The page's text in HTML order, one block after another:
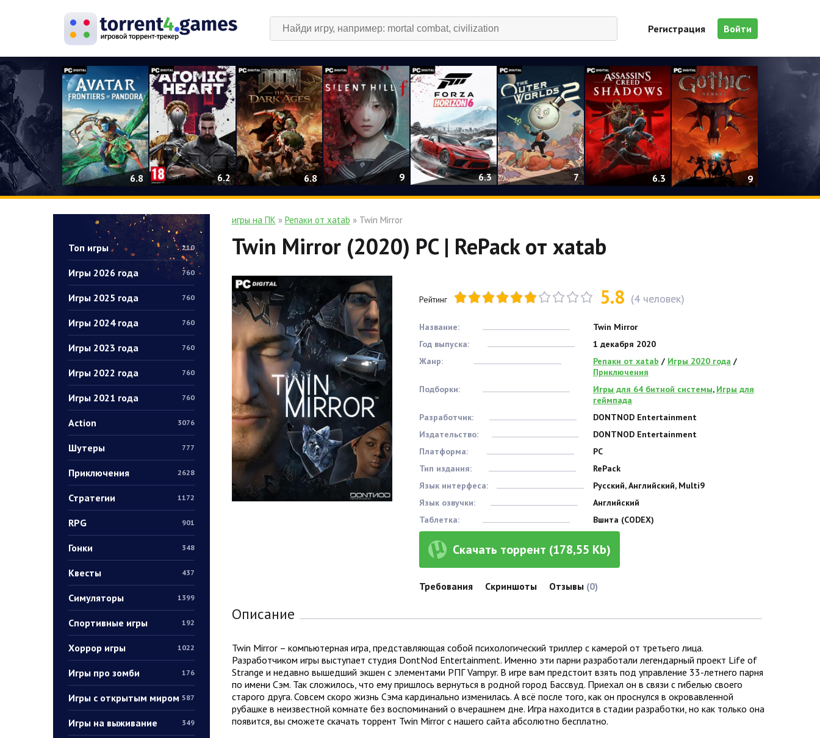
Регистрация Войти
6.8 6.2 6.8 9 6.3 7 6.3 9
Топ игры 210
Игры 2026 года 760
Игры 2025 года 760
Игры 2024 года 760
Игры 2023 года 760
Игры 2022 года 760
Игры 2021 года 760
Action 3076
Шутеры 777
Приключения 2628
Стратегии 1172
RPG 901
Гонки 348
Квесты 437
Симуляторы 1399
Спортивные игры 192
Хоррор игры 1022
Игры про зомби 176
Игры с открытым миром 587
Игры на выживание 349
игры на ПК » Репаки от xatab » Twin Mirror
Twin Mirror (2020) PC | RePack от xatab
Рейтинг 5.8 (4человек)
Название:
Twin Mirror
Год выпуска:
1 декабря 2020
Жанр:
Репаки от xatab / Игры 2020 года /
Приключения
Подборки:
Игры для 64 битной системы, Игры для
геймпада
Разработчик:
DONTNOD Entertainment
Издательство:
DONTNOD Entertainment
Платформа:
PC
Тип издания:
RePack
Язык интерфеса:
Русский, Английский, Multi9
Язык озвучки:
Английский
Таблетка:
Вшита (CODEX)
Скачать торрент (178,55 Kb)
Требования Скриншоты Отзывы (0)
Описание
Twin Mirror – компьютерная игра, представляющая собой психологический триллер с камерой от третьего лица.
Разработчиком игры выступает студия DontNod Entertainment. Именно эти парни разработали легендарный проект Life of
Strange и недавно вышедший экшен с элементами РПГ Vampyr. В игре вам предстоит взять под управление 33-летнего парня
по имени Сэм. Так сложилось, что ему пришлось вернуться в родной город Бассвуд. Приехал он в связи с гибелью своего
старого друга. Совсем скоро жизнь Сэма кардинально изменилась. А всё после того, как он проснулся в окровавленной
рубашке в неизвестной комнате без воспоминаний о вчерашнем дне. Игра находится в стадии разработки, но как только она
появится, вы сможете скачать торрент Twin Mirror с нашего сайта абсолютно бесплатно.